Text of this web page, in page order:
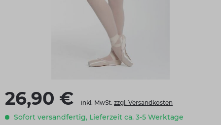
26,90 € inkl. MwSt. zzgl. Versandkosten
Sofort versandfertig, Lieferzeit ca. 3-5 Werktage